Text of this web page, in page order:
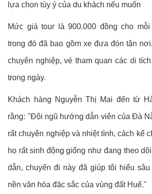
lựa chọn tùy ý của du khách nếu muốn
Mức giá tour là 900.000 đồng cho
trong đó đã bao gồm xe đưa đón tận
chuyên nghiệp, vé tham quan các di
trong ngày.
Khách hàng Nguyễn Thị Mai đến từ
rằng: "Đội ngũ hướng dẫn viên của Đà
rất chuyên nghiệp và nhiệt tình, cách kể
họ rất sinh động giống như đang theo
dẫn, chuyến đi này đã giúp tôi hiểu
nền văn hóa đặc sắc của vùng đất Huế."